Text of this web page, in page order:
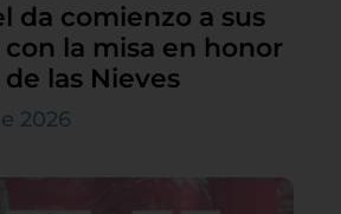
da comienzo a sus
la misa en honor
las Nieves
2026